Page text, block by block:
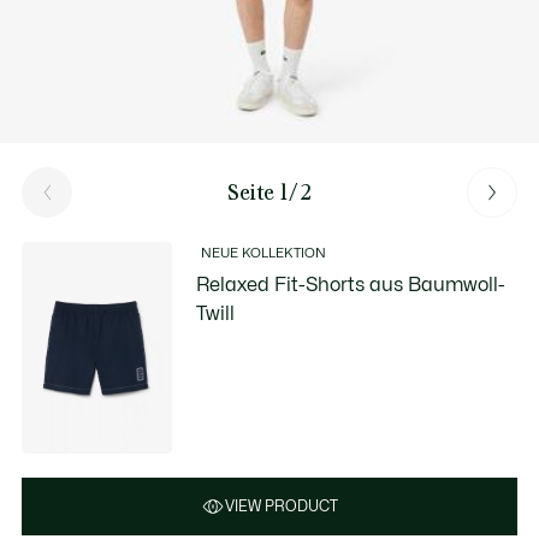
Seite 1/2
NEUE KOLLEKTION
Relaxed Fit-Shorts aus Baumwoll-
Twill
VIEW PRODUCT